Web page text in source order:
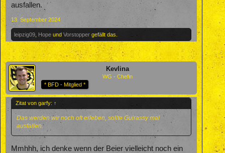
ausfallen.
13. September 2024
leipzig09 Hope und Vorstopper gefällt das.
Kevlina
WG - Chefin
* BFD - Mitglied *
Zitat von garfy: ↑
Das werden wir noch oft erleben, sollte Guirassy mal
ausfallen.
Mmhhh, ich denke wenn der Beier vielleicht noch ein